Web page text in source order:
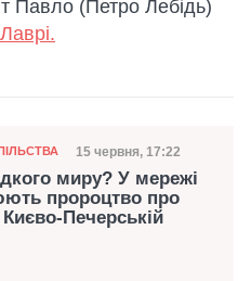
Павло (Петро Лебідь)
Дата публікації
15 червня, 17:22
миру? У мережі
пророцтво про
Печерській